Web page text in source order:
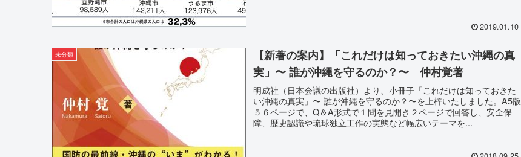
2019.01.10
未分類
【新著の案内】「これだけは知っておきたい沖縄の真
実」〜 誰が沖縄を守るのか？〜 仲村覚著
明成社（日本会議の出版社）より、小冊子「これだけは知っておきた
い沖縄の真実」〜 誰が沖縄を守るのか？〜を上梓いたしました。A5版
５６ページで、Q＆A形式で１問を見開き２ページで回答し、安全保
障、歴史認識や琉球独立工作の実態など幅広いテーマを...